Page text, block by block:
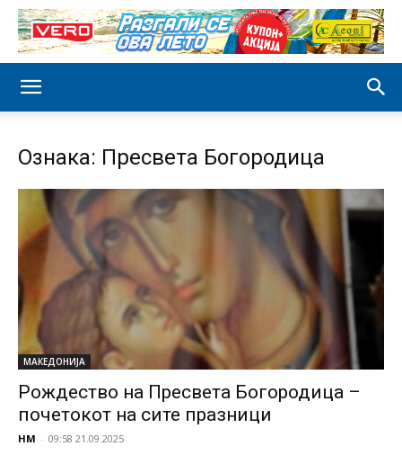
Ознака: Пресвета Богородица
МАКЕДОНИЈА
Рождество на Пресвета Богородица –
почетокот на сите празници
НМ - 09:58 21.09.2025